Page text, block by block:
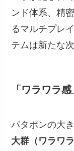
ンド体系、精
るマルチプレ
テムは新たな
「ワラワラ
パタポンの大
大群（ワラワ